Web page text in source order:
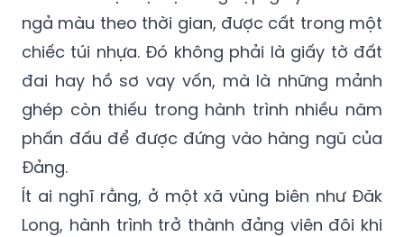
ngả màu theo thời gian, được cất trong một
chiếc túi nhựa. Đó không phải là giấy tờ đất
đai hay hồ sơ vay vốn, mà là những mảnh
ghép còn thiếu trong hành trình nhiều năm
phấn đấu để được đứng vào hàng ngũ của
Đảng.
Ít ai nghĩ rằng, ở một xã vùng biên như Đăk
Long, hành trình trở thành đảng viên đôi khi